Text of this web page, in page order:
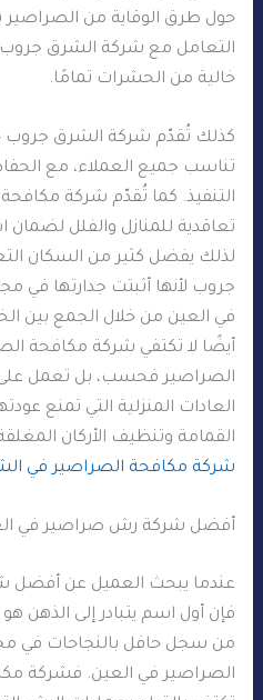
حول طرق الوقاية من الصراصير
التعامل مع شركة الشرق
خالية من الحشرات تمامًا.
كذلك تُقدّم شركة الشرق جروب
تناسب جميع العملاء، مع
التنفيذ. كما تُقدّم شركة
تعاقدية للمنازل والفلل لضمان
لذلك يفضل كثير من السكان
جروب لأنها أثبتت جدارتها في
في العين من خلال الجمع بين
أيضًا لا تكتفي شركة مكافحة
الصراصير فحسب، بل تعمل على
العادات المنزلية التي تمنع
القمامة وتنظيف الأركان
شركة مكافحة الصراصير في
أفضل شركة رش صراصير في
عندما يبحث العميل عن أفضل
فإن أول اسم يتبادر إلى الذهن
من سجل حافل بالنجاحات في
الصراصير في العين. فشركة